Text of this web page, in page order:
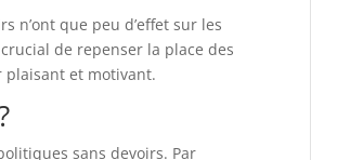
n’ont que peu d’effet sur les
de repenser la place des
plaisant et motivant.
sans devoirs. Par